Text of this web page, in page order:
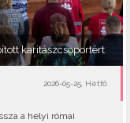
karitászcsoportért
2026-05-25, Hétfő
a helyi római